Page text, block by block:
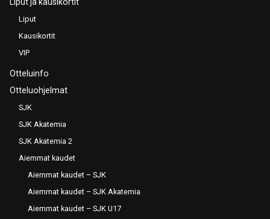
Liput
Kausikortit
VIP
Otteluinfo
Otteluohjelmat
SJK
SJK Akatemia
SJK Akatemia 2
Aiemmat kaudet
Aiemmat kaudet – SJK
Aiemmat kaudet – SJK Akatemia
Aiemmat kaudet – SJK U17